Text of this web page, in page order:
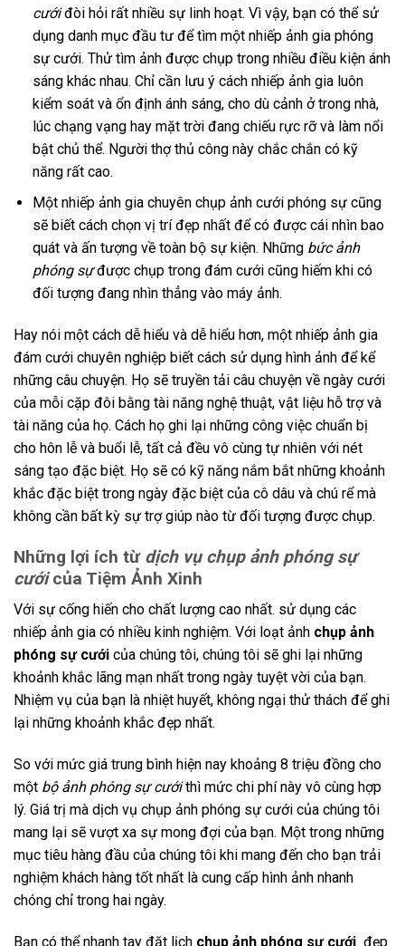
cướiđòi hỏi rất nhiều sự linh hoạt. Vì vậy, bạn có thể sử
dụng danh mục đầu tư để tìm một nhiếp ảnh gia phóng
sự cưới. Thử tìm ảnh được chụp trong nhiều điều kiện ánh
sáng khác nhau. Chỉ cần lưu ý cách nhiếp ảnh gia luôn
kiểm soát và ổn định ánh sáng, cho dù cảnh ở trong nhà,
lúc chạng vạng hay mặt trời đang chiếu rực rỡ và làm nổi
bật chủ thể. Người thợ thủ công này chắc chắn có kỹ
năng rất cao.
Một nhiếp ảnh gia chuyên chụp ảnh cưới phóng sự cũng
sẽ biết cách chọn vị trí đẹp nhất để có được cái nhìn bao
quát và ấn tượng về toàn bộ sự kiện. Những bức ảnh
phóng sựđược chụp trong đám cưới cũng hiếm khi có
đối tượng đang nhìn thẳng vào máy ảnh.
Hay nói một cách dễ hiểu và dễ hiểu hơn, một nhiếp ảnh gia
đám cưới chuyên nghiệp biết cách sử dụng hình ảnh để kể
những câu chuyện. Họ sẽ truyền tải câu chuyện về ngày cưới
của mỗi cặp đôi bằng tài năng nghệ thuật, vật liệu hỗ trợ và
tài năng của họ. Cách họ ghi lại những công việc chuẩn bị
cho hôn lễ và buổi lễ, tất cả đều vô cùng tự nhiên với nét
sáng tạo đặc biệt. Họ sẽ có kỹ năng nắm bắt những khoảnh
khắc đặc biệt trong ngày đặc biệt của cô dâu và chú rể mà
không cần bất kỳ sự trợ giúp nào từ đối tượng được chụp.
Những lợi ích từ dịch vụ chụp ảnh phóng sự
cướicủa Tiệm Ảnh Xinh
Với sự cống hiến cho chất lượng cao nhất. sử dụng các
nhiếp ảnh gia có nhiều kinh nghiệm. Với loạt ảnh chụp ảnh
phóng sự cưới của chúng tôi, chúng tôi sẽ ghi lại những
khoảnh khắc lãng mạn nhất trong ngày tuyệt vời của bạn.
Nhiệm vụ của bạn là nhiệt huyết, không ngại thử thách để ghi
lại những khoảnh khắc đẹp nhất.
So với mức giá trung bình hiện nay khoảng 8 triệu đồng cho
một bộ ảnh phóng sự cướithì mức chi phí này vô cùng hợp
lý. Giá trị mà dịch vụ chụp ảnh phóng sự cưới của chúng tôi
mang lại sẽ vượt xa sự mong đợi của bạn. Một trong những
mục tiêu hàng đầu của chúng tôi khi mang đến cho bạn trải
nghiệm khách hàng tốt nhất là cung cấp hình ảnh nhanh
chóng chỉ trong hai ngày.
Bạn có thể nhanh tay đặt lịch chụp ảnh phóng sự cưới đẹp